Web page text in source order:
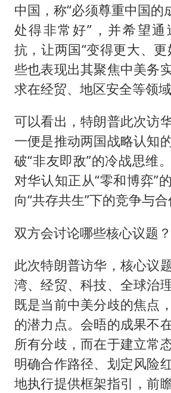
中国，称“必须尊重中国的
处得非常好”，并希望通
抗，让两国“变得更大、更
些也表现出其聚焦中美务
求在经贸、地区安全等领域
可以看出，特朗普此次访
一便是推动两国战略认知
破“非友即敌”的冷战思维
对华认知正从“零和博弈”
向“共存共生”下的竞争与合
双方会讨论哪些核心议题？
此次特朗普访华，核心议
湾、经贸、科技、全球治
既是当前中美分歧的焦点
的潜力点。会晤的成果不
所有分歧，而在于建立常
明确合作路径、划定风险
地执行提供框架指引，前